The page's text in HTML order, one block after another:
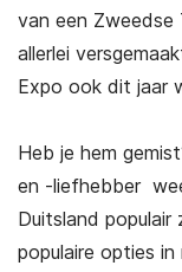
van een Zweedse
allerlei
Expo ook dit jaar
Heb je hem
en -liefhebber
Duitsland
populaire opties